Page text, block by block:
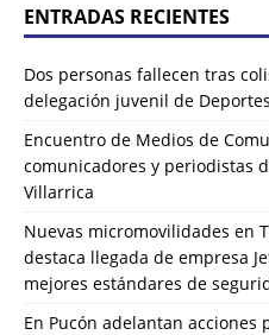
ENTRADAS RECIENTES
Dos personas fallecen tras
delegación juvenil de
Encuentro de Medios de
comunicadores y periodistas
Villarrica
Nuevas micromovilidades en
destaca llegada de empresa
mejores estándares de
En Pucón adelantan acciones